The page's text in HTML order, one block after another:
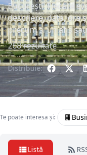
București. Fiecare
descriere, data, ora
precum și un afiș
268 rezultate
Distribuie:
Te poate interesa și:
Listă